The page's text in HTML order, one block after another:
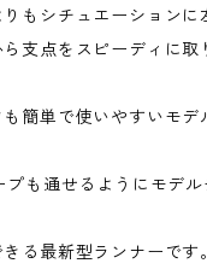
もシチュエーションに
支点をスピーディに取
簡単で使いやすいモデ
プも通せるようにモデ
る最新型ランナーです。